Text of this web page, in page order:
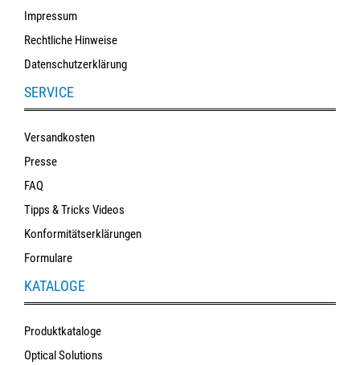
Impressum
Rechtliche Hinweise
Datenschutzerklärung
SERVICE
Versandkosten
Presse
FAQ
Tipps & Tricks Videos
Konformitätserklärungen
Formulare
KATALOGE
Produktkataloge
Optical Solutions